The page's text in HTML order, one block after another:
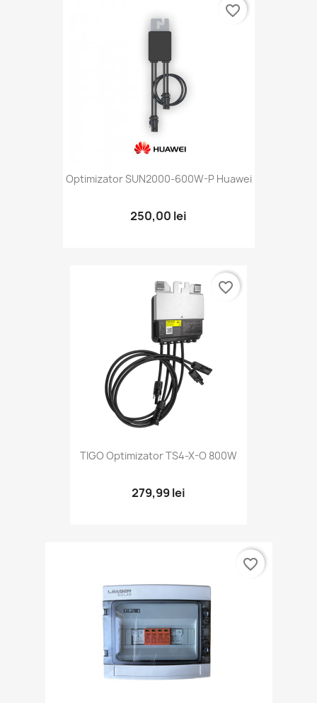
Optimizator SUN2000-600W-P Huawei
250,00 lei
favorite_border
TIGO Optimizator TS4-X-O 800W
279,99 lei
favorite_border
favorite_border